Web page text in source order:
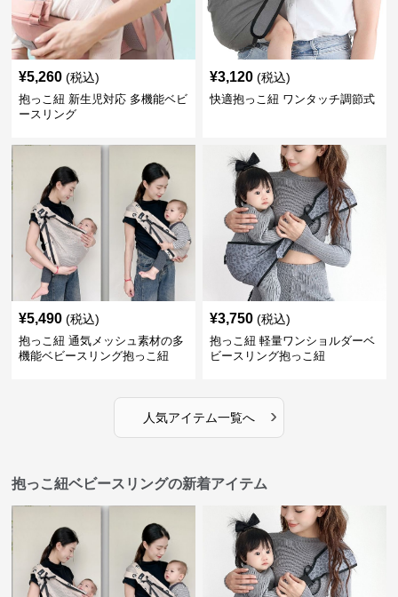
¥5,260 (税込)
抱っこ紐 新生児対応 多機能ベビ
ースリング
¥3,120 (税込)
快適抱っこ紐 ワンタッチ調節式
¥5,490 (税込)
抱っこ紐 通気メッシュ素材の多
機能ベビースリング抱っこ紐
¥3,750 (税込)
抱っこ紐 軽量ワンショルダーベ
ビースリング抱っこ紐
人気アイテム一覧へ ›
抱っこ紐ベビースリングの新着アイテム